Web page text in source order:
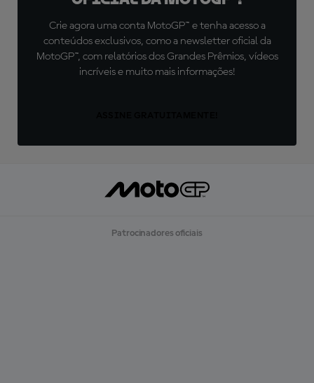
Crie agora uma conta MotoGP™ e tenha acesso a
conteúdos exclusivos, como a newsletter oficial da
MotoGP™, com relatórios dos Grandes Prêmios, vídeos
incríveis e muito mais informações!
Patrocinadores oficiais